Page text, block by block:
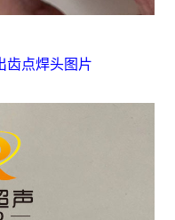
齿点焊头图片